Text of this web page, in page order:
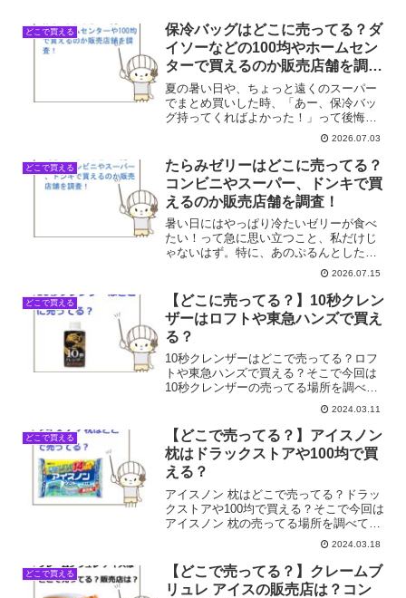
どこで買える
保冷バッグはどこに売ってる？ダ
イソーなどの100均やホームセン
ターで買えるのか販売店舗を調
査！
夏の暑い日や、ちょっと遠くのスーパー
でまとめ買いした時、「あー、保冷バッ
グ持ってくればよかった！」って後悔す
ること、私だけじゃないはず。特に冷凍
食品とか、アイスとか、溶けるのが気に
なって、ついつい買い物をためらっちゃ
うこともありますよね。い...
2026.07.03
どこで買える
たらみゼリーはどこに売ってる？
コンビニやスーパー、ドンキで買
えるのか販売店舗を調査！
暑い日にはやっぱり冷たいゼリーが食べ
たい！って急に思い立つこと、私だけじ
ゃないはず。特に、あのぷるんとした食
感とジューシーなフルーツの組み合わせ
がたまらない「たらみゼリー」は、冷蔵
庫にストックしておきたくなるんですよ
ね。でも、いざ買おうとす...
2026.07.15
どこで買える
【どこに売ってる？】10秒クレン
ザーはロフトや東急ハンズで買え
る？
10秒クレンザーはどこで売ってる？ロフ
トや東急ハンズで買える？そこで今回は
10秒クレンザーの売ってる場所を調べて
2024.03.11
どこで買える
【どこで売ってる？】アイスノン
枕はドラックストアや100均で買
える？
アイスノン 枕はどこで売ってる？ドラッ
クストアや100均で買える？そこで今回は
アイスノン 枕の売ってる場所を調べてみ
2024.03.18
どこで買える
【どこで売ってる？】クレームブ
リュレ アイスの販売店は？コン